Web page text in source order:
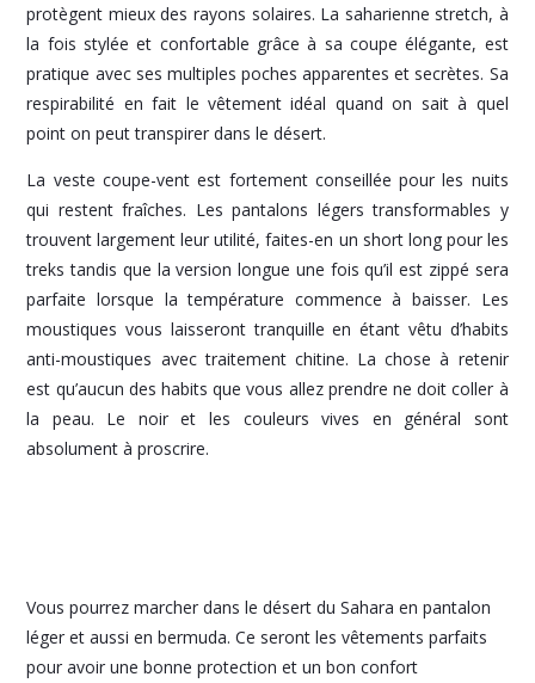
protègent mieux des rayons solaires. La saharienne stretch, à
la fois stylée et confortable grâce à sa coupe élégante, est
pratique avec ses multiples poches apparentes et secrètes. Sa
respirabilité en fait le vêtement idéal quand on sait à quel
point on peut transpirer dans le désert.
La veste coupe-vent est fortement conseillée pour les nuits
qui restent fraîches. Les pantalons légers transformables y
trouvent largement leur utilité, faites-en un short long pour les
treks tandis que la version longue une fois qu’il est zippé sera
parfaite lorsque la température commence à baisser. Les
moustiques vous laisseront tranquille en étant vêtu d’habits
anti-moustiques avec traitement chitine. La chose à retenir
est qu’aucun des habits que vous allez prendre ne doit coller à
la peau. Le noir et les couleurs vives en général sont
absolument à proscrire.
Vous pourrez marcher dans le désert du Sahara en pantalon
léger et aussi en bermuda. Ce seront les vêtements parfaits
pour avoir une bonne protection et un bon confort